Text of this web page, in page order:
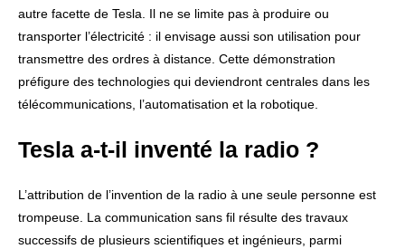
autre facette de Tesla. Il ne se limite pas à produire ou
transporter l’électricité : il envisage aussi son utilisation pour
transmettre des ordres à distance. Cette démonstration
préfigure des technologies qui deviendront centrales dans les
télécommunications, l’automatisation et la robotique.
Tesla a-t-il inventé la radio ?
L’attribution de l’invention de la radio à une seule personne est
trompeuse. La communication sans fil résulte des travaux
successifs de plusieurs scientifiques et ingénieurs, parmi